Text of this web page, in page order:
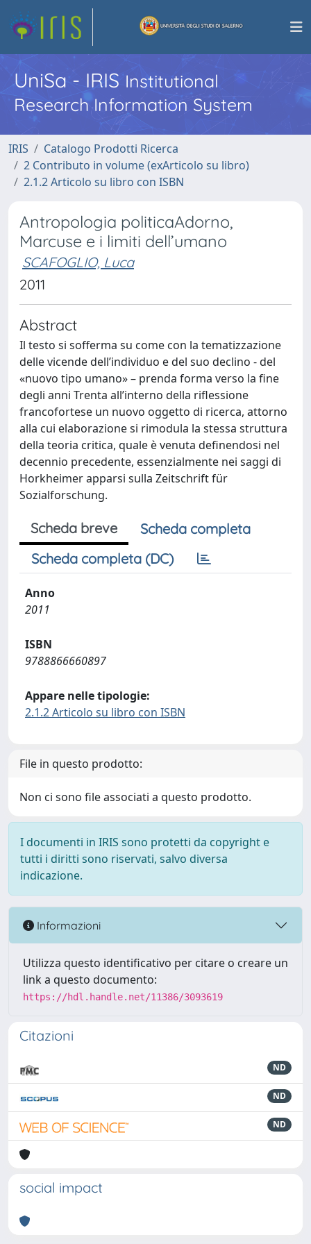
UniSa - IRISInstitutional
Research Information System
IRIS
Catalogo Prodotti Ricerca
2 Contributo in volume (exArticolo su libro)
2.1.2 Articolo su libro con ISBN
Antropologia politicaAdorno,
Marcuse e i limiti dell’umano
SCAFOGLIO, Luca
2011
Abstract
Il testo si sofferma su come con la tematizzazione
delle vicende dell’individuo e del suo declino - del
«nuovo tipo umano» – prenda forma verso la fine
degli anni Trenta all’interno della riflessione
francofortese un nuovo oggetto di ricerca, attorno
alla cui elaborazione si rimodula la stessa struttura
della teoria critica, quale è venuta definendosi nel
decennio precedente, essenzialmente nei saggi di
Horkheimer apparsi sulla Zeitschrift für
Sozialforschung.
Scheda breve
Scheda completa
Scheda completa (DC)
Anno
2011
ISBN
9788866660897
Appare nelle tipologie:
2.1.2 Articolo su libro con ISBN
File in questo prodotto:
Non ci sono file associati a questo prodotto.
I documenti in IRIS sono protetti da copyright e
tutti i diritti sono riservati, salvo diversa
indicazione.
Informazioni
Utilizza questo identificativo per citare o creare un
link a questo documento:
https://hdl.handle.net/11386/3093619
Citazioni
ND
ND
ND
social impact